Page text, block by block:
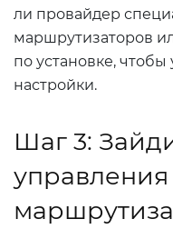
ли провайдер
маршрутизаторов
по установке,
настройки.
Шаг 3:
управления